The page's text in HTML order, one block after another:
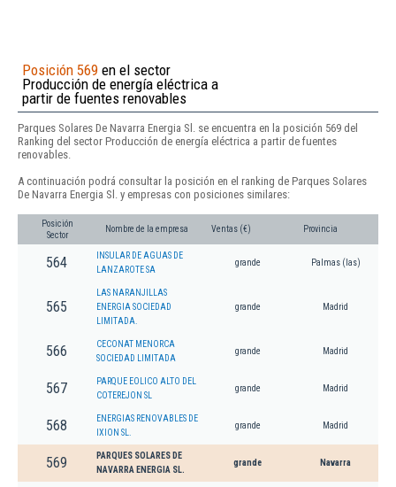
Posición 569 en el sector
Producción de energía eléctrica a
partir de fuentes renovables
Parques Solares De Navarra Energia Sl. se encuentra en la posición 569 del
Ranking del sector Producción de energía eléctrica a partir de fuentes
renovables.
A continuación podrá consultar la posición en el ranking de Parques Solares
De Navarra Energia Sl. y empresas con posiciones similares:
Posición
Sector
Nombre de la empresa Ventas (€) Provincia
564
INSULAR DE AGUAS DE
LANZAROTE SA
grande Palmas (las)
565
LAS NARANJILLAS
ENERGIA SOCIEDAD
LIMITADA.
grande Madrid
566
CECONAT MENORCA
SOCIEDAD LIMITADA
grande Madrid
567
PARQUE EOLICO ALTO DEL
COTEREJON SL
grande Madrid
568
ENERGIAS RENOVABLES DE
IXION SL.
grande Madrid
569
PARQUES SOLARES DE
NAVARRA ENERGIA SL.
grande Navarra